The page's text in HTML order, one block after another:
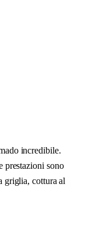
incredibile.
prestazioni sono
griglia, cottura al